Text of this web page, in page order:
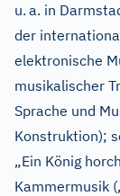
u. a. in
der
elektronische
musikalischer
Sprache und
Konstruktion);
„Ein König
Kammermusik